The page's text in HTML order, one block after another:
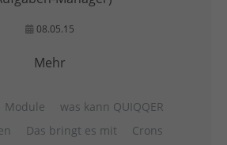
08.05.15
Mehr
Module
was kann QUIQQER
Das bringt es mit
Crons